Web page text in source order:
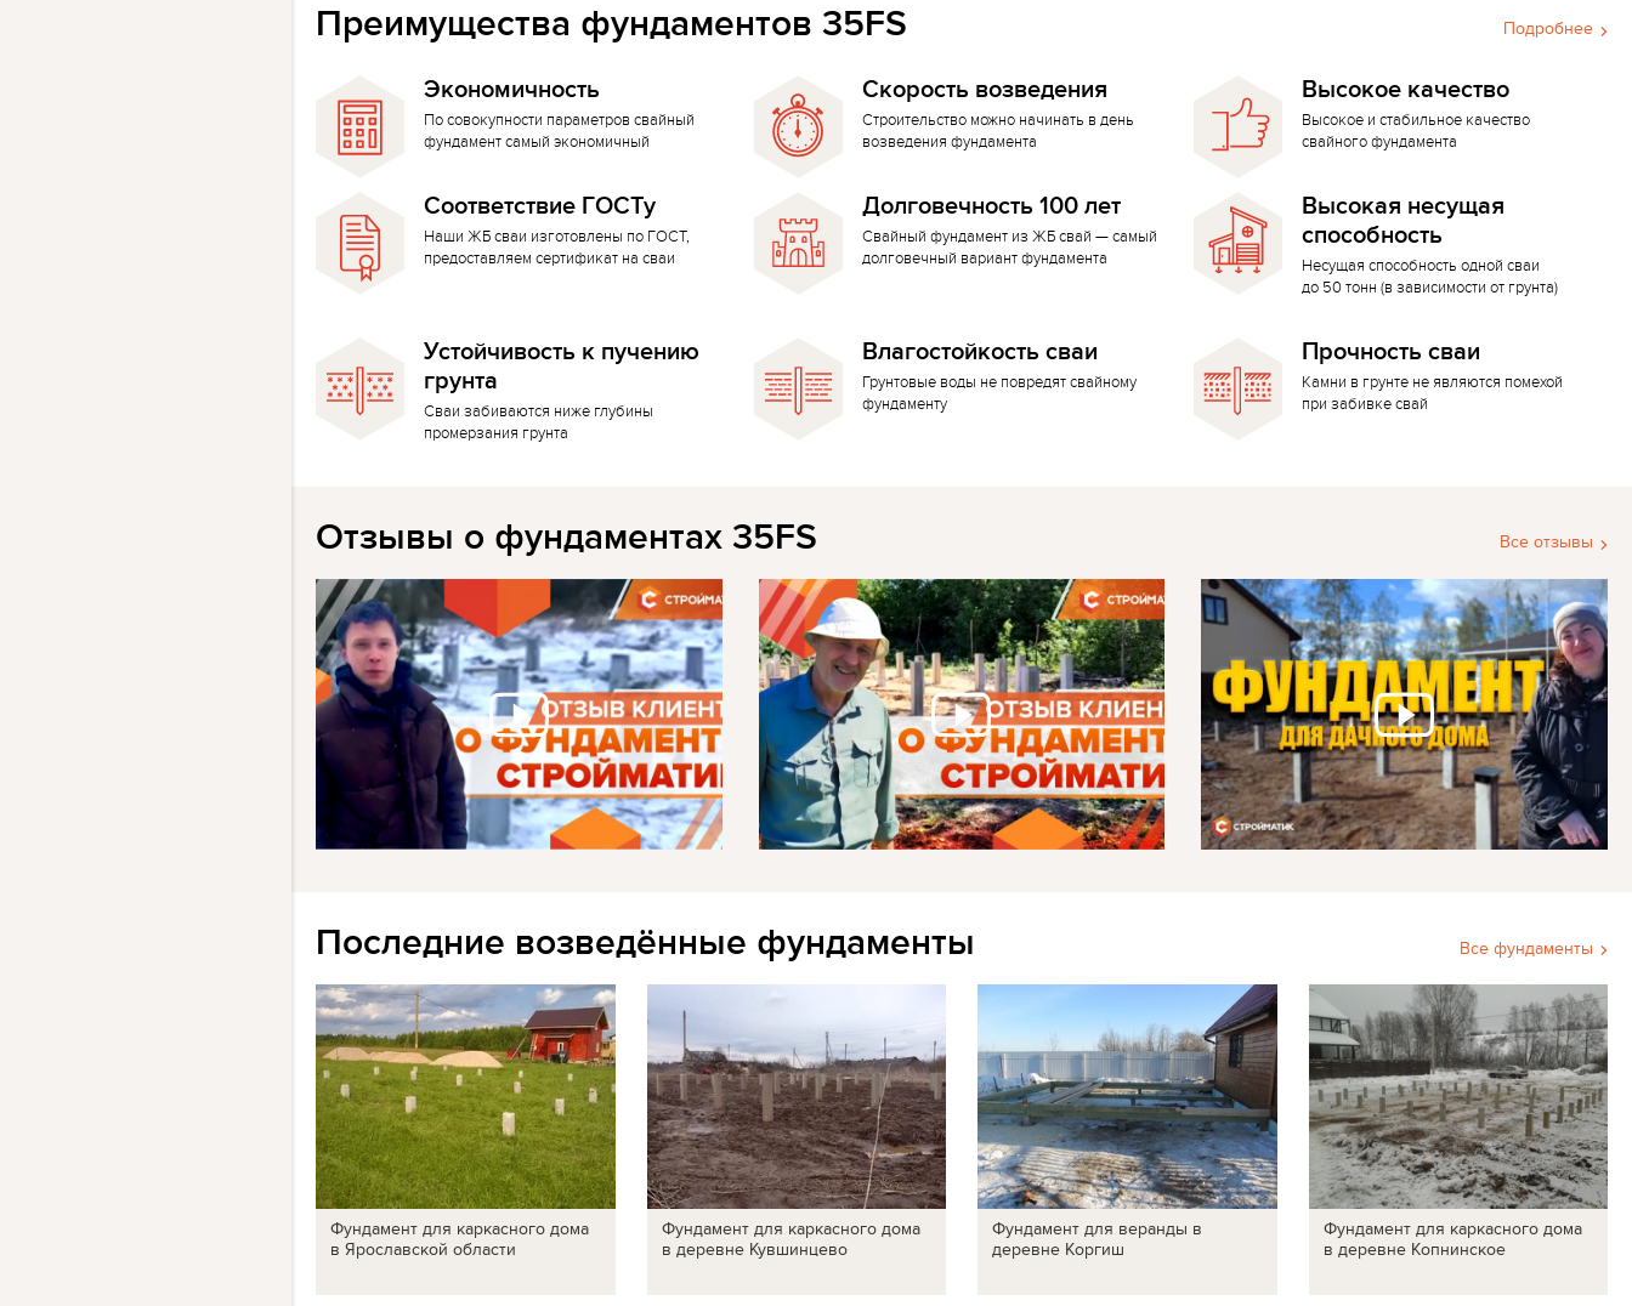
Подробнее
Преимущества фундаментов 35FS
Экономичность
По совокупности параметров свайный
фундамент самый экономичный
Скорость возведения
Строительство можно начинать в день
возведения фундамента
Высокое качество
Высокое и стабильное качество
свайного фундамента
Соответствие ГОСТу
Наши ЖБ сваи изготовлены по ГОСТ,
предоставляем сертификат на сваи
Долговечность 100 лет
Свайный фундамент из ЖБ свай — самый
долговечный вариант фундамента
Высокая несущая
способность
Несущая способность одной сваи
до 50 тонн (в зависимости от грунта)
Устойчивость к пучению
грунта
Сваи забиваются ниже глубины
промерзания грунта
Влагостойкость сваи
Грунтовые воды не повредят свайному
фундаменту
Прочность сваи
Камни в грунте не являются помехой
при забивке свай
Все отзывы
Отзывы о фундаментах 35FS
Все фундаменты
Последние возведённые фундаменты
Фундамент для каркасного дома
в Ярославской области
Фундамент для каркасного дома
в деревне Кувшинцево
Фундамент для веранды в
деревне Коргиш
Фундамент для каркасного дома
в деревне Копнинское